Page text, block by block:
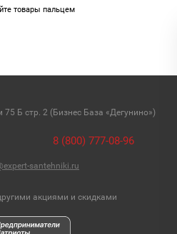
Б стр. 2 (Бизнес База «Дегунино»)
8 (800) 777-08-96
santehniki.ru
акциями и скидками